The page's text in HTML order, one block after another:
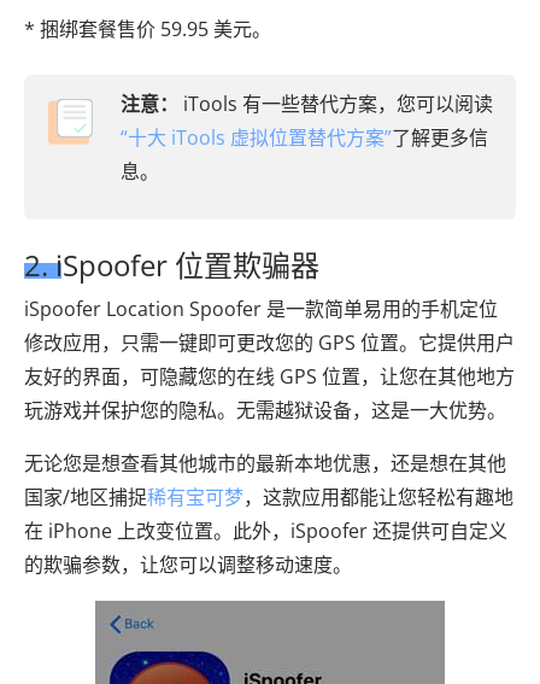
* 捆绑套餐售价 59.95 美元。
注意：
iTools 有一些替代方案，您可以阅读
“十大 iTools 虚拟位置替代方案”了解更多信
息。
2. iSpoofer 位置欺骗器
iSpoofer Location Spoofer 是一款简单易用的手机定位
修改应用，只需一键即可更改您的 GPS 位置。它提供用户
友好的界面，可隐藏您的在线 GPS 位置，让您在其他地方
玩游戏并保护您的隐私。无需越狱设备，这是一大优势。
无论您是想查看其他城市的最新本地优惠，还是想在其他
国家/地区捕捉稀有宝可梦，这款应用都能让您轻松有趣地
在 iPhone 上改变位置。此外，iSpoofer 还提供可自定义
的欺骗参数，让您可以调整移动速度。